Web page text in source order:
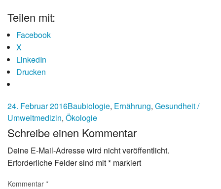
Teilen mit:
Facebook
X
LinkedIn
Drucken
24. Februar 2016Baubiologie, Ernährung, Gesundheit /
Umweltmedizin, Ökologie
Schreibe einen Kommentar
Deine E-Mail-Adresse wird nicht veröffentlicht.
Erforderliche Felder sind mit* markiert
Kommentar *